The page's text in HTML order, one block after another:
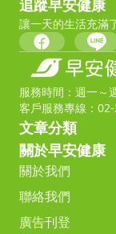
追蹤早安健康
讓一天的生活充滿
服務時間：週一～
客戶服務專線：
文章分類
關於早安健康
關於我們
聯絡我們
廣告刊登